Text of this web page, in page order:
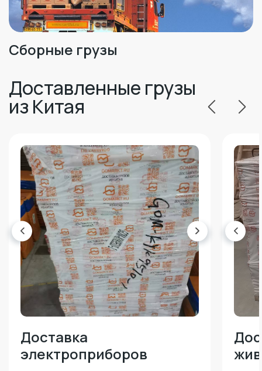
Сборные грузы
Доставленные грузы
из Китая
Доставка
электроприборов